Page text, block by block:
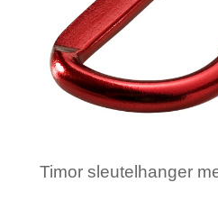
Timor sleutelhanger